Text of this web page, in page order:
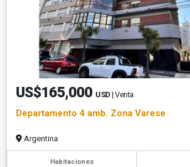
US$165,000 USD | Venta
Departamento 4 amb. Zona Varese
Argentina
Habitaciones